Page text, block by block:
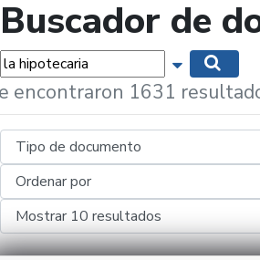
Buscador de
Mostrar
encontraron 1631